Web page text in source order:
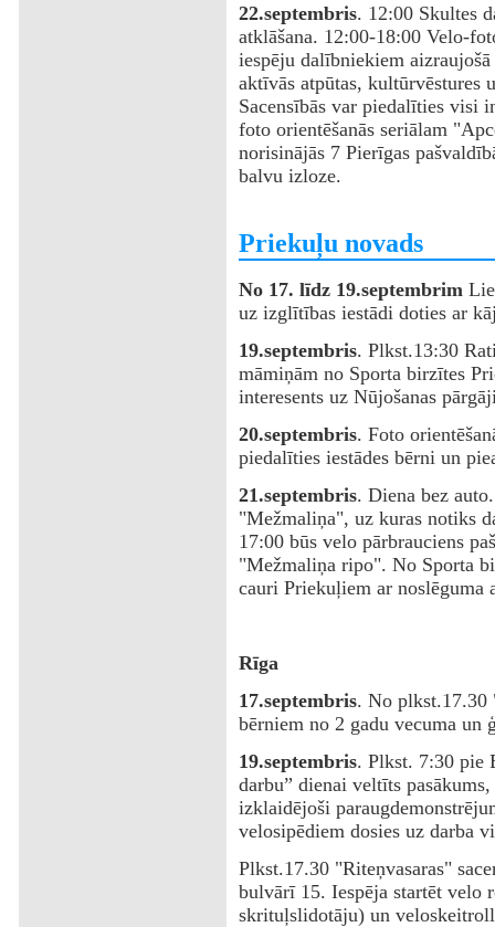
22.septembris. 12:00 Skultes
atklāšana. 12:00-18:00 Velo-
iespēju dalībniekiem
aktīvās atpūtas, kultūrvēstures
Sacensībās var piedalīties visi
foto orientēšanās seriālam
norisinājās 7 Pierīgas
balvu izloze.
‌Priekuļu novads
No 17. līdz 19.septembrim
uz izglītības iestādi doties ar
19.septembris. Plkst.13:30
māmiņām no Sporta birzītes
interesents uz Nūjošanas
‌20.septembris. Foto
piedalīties iestādes bērni un
21.septembris. Diena bez
"Mežmaliņa", uz kuras notiks
17:00 būs velo pārbrauciens
"Mežmaliņa ripo". No Sporta
cauri Priekuļiem ar noslēguma
Rīga
‌17.septembris. No plkst.17.30
bērniem no 2 gadu vecuma un
19.septembris. Plkst. 7:30 pie
darbu” dienai veltīts
izklaidējoši
velosipēdiem dosies uz darba
‌Plkst.17.30 "Riteņvasaras"
bulvārī 15. Iespēja startēt velo
skrituļslidotāju) un